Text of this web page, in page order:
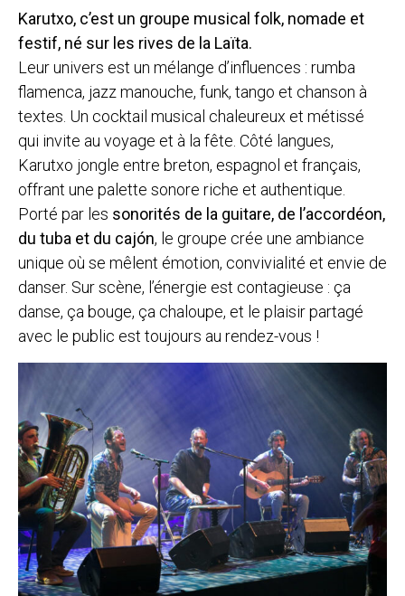
Karutxo, c’est un groupe musical folk, nomade et
festif, né sur les rives de la Laïta.
Leur univers est un mélange d’influences : rumba
flamenca, jazz manouche, funk, tango et chanson à
textes. Un cocktail musical chaleureux et métissé
qui invite au voyage et à la fête. Côté langues,
Karutxo jongle entre breton, espagnol et français,
offrant une palette sonore riche et authentique.
Porté par les sonorités de la guitare, de l’accordéon,
du tuba et du cajón, le groupe crée une ambiance
unique où se mêlent émotion, convivialité et envie de
danser. Sur scène, l’énergie est contagieuse : ça
danse, ça bouge, ça chaloupe, et le plaisir partagé
avec le public est toujours au rendez-vous !